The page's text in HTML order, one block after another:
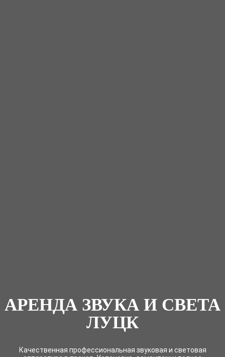
АРЕНДА ЗВУКА И СВЕТА
ЛУЦК
Качественная профессиональная звуковая и световая